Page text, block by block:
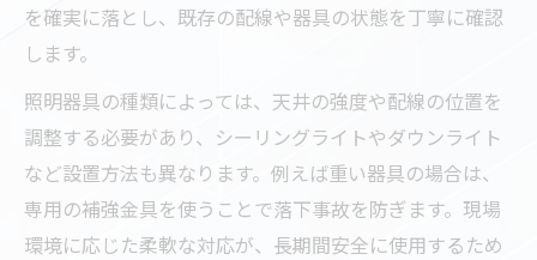
を確実に落とし、既存の配線や器具の状態を丁寧に確認
します。
照明器具の種類によっては、天井の強度や配線の位置を
調整する必要があり、シーリングライトやダウンライト
など設置方法も異なります。例えば重い器具の場合は、
専用の補強金具を使うことで落下事故を防ぎます。現場
環境に応じた柔軟な対応が、長期間安全に使用するため